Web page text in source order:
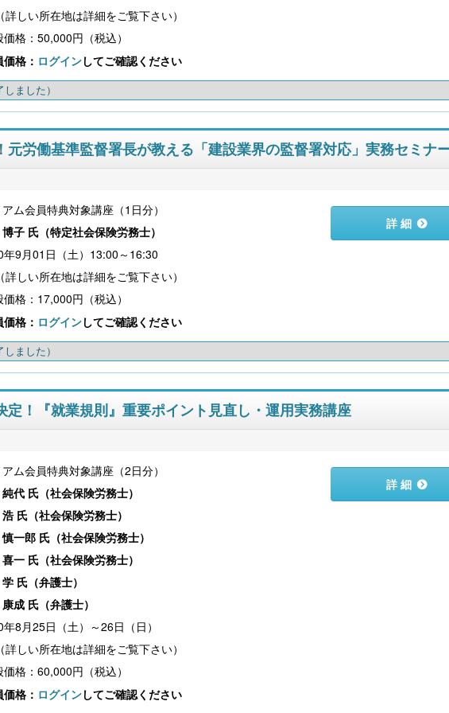
価格：50,000円（税込）
格： ログインしてご確認ください
ました）
元労働基準監督署長が教える「建設業界の監督署対応」実務セミナ
ム会員特典対象講座（1日分）
子 氏（特定社会保険労務士）
年9月01日（土）13:00～16:30
価格：17,000円（税込）
格： ログインしてご確認ください
詳 細
ました）
定！『就業規則』重要ポイント見直し・運用実務講座
ム会員特典対象講座（2日分）
代 氏（社会保険労務士）
氏（社会保険労務士）
一郎 氏（社会保険労務士）
一 氏（社会保険労務士）
氏（弁護士）
成 氏（弁護士）
8月25日（土）～26日（日）
価格：60,000円（税込）
格： ログインしてご確認ください
詳 細